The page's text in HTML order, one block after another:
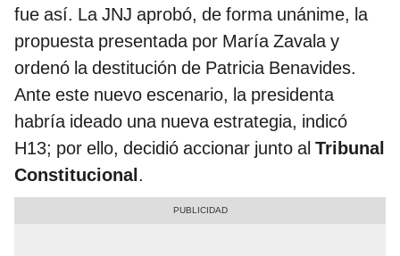
fue así. La JNJ aprobó, de forma unánime, la
propuesta presentada por María Zavala y
ordenó la destitución de Patricia Benavides.
Ante este nuevo escenario, la presidenta
habría ideado una nueva estrategia, indicó
H13; por ello, decidió accionar junto al Tribunal
Constitucional.